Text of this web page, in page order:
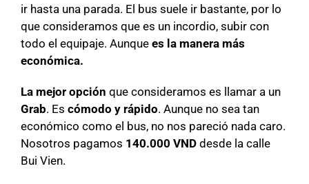
ir hasta una parada. El bus suele ir bastante, por lo
que consideramos que es un incordio, subir con
todo el equipaje. Aunque es la manera más
económica.
La mejor opción que consideramos es llamar a un
Grab. Es cómodo y rápido. Aunque no sea tan
económico como el bus, no nos pareció nada caro.
Nosotros pagamos 140.000 VNDdesde la calle
Bui Vien.